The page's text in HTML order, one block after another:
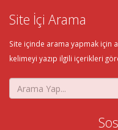
Site İçi Arama
Site içinde arama yapmak için
kelimeyi yazıp ilgili içerikleri